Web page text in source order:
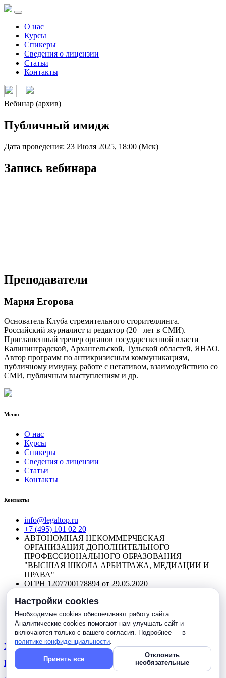
Настройки cookies
Необходимые cookies обеспечивают работу сайта.
Аналитические cookies помогают нам улучшать сайт и
включаются только с вашего согласия. Подробнее — в
политике конфиденциальности.
Принять все
Отклонить
необязательные
О нас
Курсы
Спикеры
Сведения о лицензии
Статьи
Контакты
Вебинар (архив)
Публичный имидж
Дата проведения: 23 Июля 2025, 18:00 (Мск)
Запись вебинара
Преподаватели
Мария Егорова
Основатель Клуба стремительного сторителлинга.
Российский журналист и редактор (20+ лет в СМИ).
Приглашенный тренер органов государственной власти
Калининградской, Архангельской, Тульской областей, ЯНАО.
Автор программ по антикризисным коммуникациям,
публичному имиджу, работе с негативом, взаимодействию со
СМИ, публичным выступлениям и др.
Меню
О нас
Курсы
Спикеры
Сведения о лицензии
Статьи
Контакты
Контакты
info@legaltop.ru
+7 (495) 101 02 20
АВТОНОМНАЯ НЕКОММЕРЧЕСКАЯ
ОРГАНИЗАЦИЯ ДОПОЛНИТЕЛЬНОГО
ПРОФЕССИОНАЛЬНОГО ОБРАЗОВАНИЯ
"ВЫСШАЯ ШКОЛА АРБИТРАЖА, МЕДИАЦИИ И
ПРАВА"
ОГРН 1207700178894 от 29.05.2020
Юр. адрес: 12728, г. Москва, проезд Студёный, дом 4,
корп.1, помещение 5А/1
Р/с: 40703810638000016048 В ПАО Сбербанк БИК
044525225 к/с 30101810400000000225
Устав ВШАМП
Политика конфиденциальности